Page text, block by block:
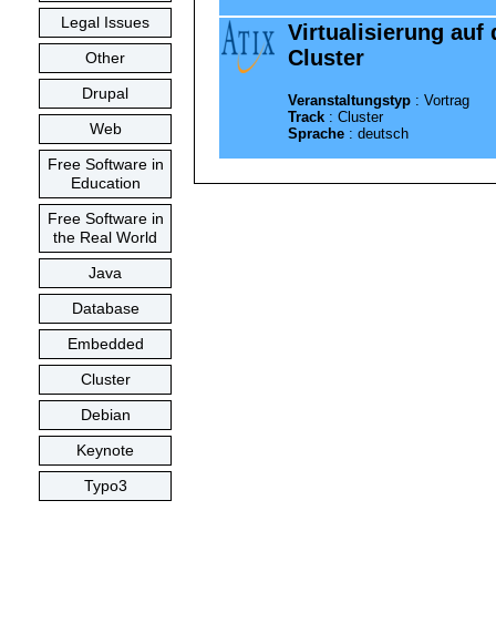
Legal Issues
Other
Drupal
Web
Free Software in
Education
Free Software in
the Real World
Java
Database
Embedded
Cluster
Debian
Keynote
Typo3
Virtualisierung auf
Cluster
Veranstaltungstyp : Vortrag
Track : Cluster
Sprache : deutsch